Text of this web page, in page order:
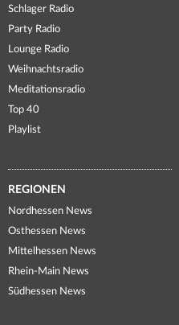
Schlager Radio
Party Radio
Lounge Radio
Weihnachtsradio
Meditationsradio
Top 40
Playlist
REGIONEN
Nordhessen News
Osthessen News
Mittelhessen News
Rhein-Main News
Südhessen News